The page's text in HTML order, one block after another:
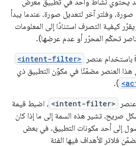
وفلتر آخر لتعديل صورة. عندما يبدأ
كيفية التصرف استنادًا إلى المعلومات
تحكّم المحرّر أو عدم عرضها).
<intent-filter>
هذا العنصر مضمّنًا في مكوّن التطبيق ذي
).
<intent-filter> ، اضبط قيمة
صريح. تشير هذه السمة إلى ما إذا كان
إلى أحد مكونات التطبيق. في بعض
فلاتر الأهداف فيها الفئة